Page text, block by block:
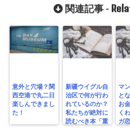
関連記事 -
意外と穴場？関
西空港で丸二日
楽しんできまし
た！
新疆ウイグル自
治区で何が行わ
れているのか？
私たちが絶対に
読むべき本「重
マ
と
お
く
ガ